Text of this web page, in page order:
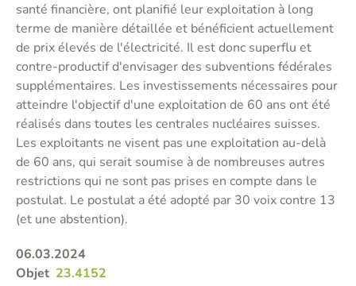
santé financière, ont planifié leur exploitation à long
terme de manière détaillée et bénéficient actuellement
de prix élevés de l'électricité. Il est donc superflu et
contre-productif d'envisager des subventions fédérales
supplémentaires. Les investissements nécessaires pour
atteindre l'objectif d'une exploitation de 60 ans ont été
réalisés dans toutes les centrales nucléaires suisses.
Les exploitants ne visent pas une exploitation au-delà
de 60 ans, qui serait soumise à de nombreuses autres
restrictions qui ne sont pas prises en compte dans le
postulat. Le postulat a été adopté par 30 voix contre 13
(et une abstention).
06.03.2024
Objet 23.4152